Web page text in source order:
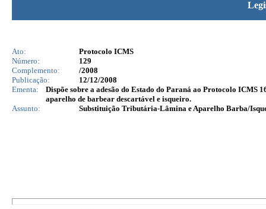
Ato:
Protocolo ICMS
Número:
129
Complemento:
/2008
Publicação:
12/12/2008
Ementa:
Dispõe sobre a adesão do Estado do Paraná ao Protocolo ICMS
aparelho de barbear descartável e isqueiro.
Assunto:
Substituição Tributária-Lâmina e Aparelho Barba/